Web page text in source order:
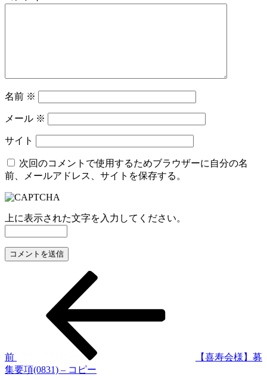
名前 ※
メール ※
サイト
次回のコメントで使用するためブラウザーに自分の名
前、メールアドレス、サイトを保存する。
上に表示された文字を入力してください。
ゲ
ー
前
【喜寿会様】募
集要項(0831) – コピー